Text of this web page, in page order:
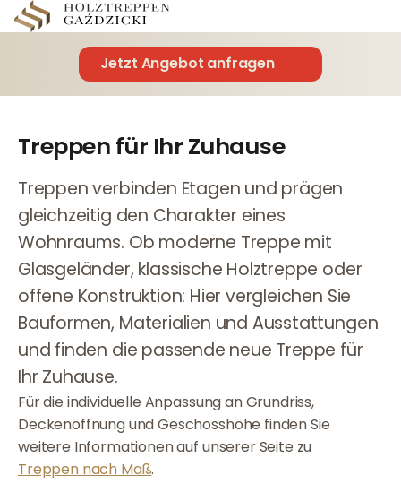
Jetzt Angebot anfragen
Treppen für Ihr Zuhause
Treppen verbinden Etagen und prägen
gleichzeitig den Charakter eines
Wohnraums. Ob moderne Treppe mit
Glasgeländer, klassische Holztreppe oder
offene Konstruktion: Hier vergleichen Sie
Bauformen, Materialien und Ausstattungen
und finden die passende neue Treppe für
Ihr Zuhause.
Für die individuelle Anpassung an Grundriss,
Deckenöffnung und Geschosshöhe finden Sie
weitere Informationen auf unserer Seite zu
Treppen nach Maß.